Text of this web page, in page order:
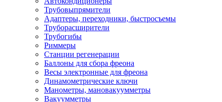
Трубовыпрямители
Адаптеры, переходники, быстросъемы
Труборасширители
Трубогибы
Риммеры
Станции регенерации
Баллоны для сбора фреона
Весы электронные для фреона
Динамометрические ключи
Манометры, мановакуумметры
Вакуумметры